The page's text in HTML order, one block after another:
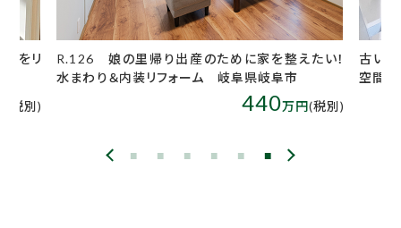
をリ
(税別)
R.126 娘の里帰り出産のために家を整えたい！
水まわり＆内装リフォーム 岐阜県岐阜市
440万円(税別)
古いユ
空間